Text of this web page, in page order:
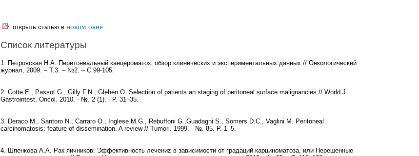
открыть статью в новом окне
Список литературы
1. Петровская Н.А. Перитонеальный канцероматоз: обзор клинических и экспериментальных данных // Онкологический
журнал, 2009. – Т.3. – №2. – С.99-105.
2. Cotte E., Passot G., Gilly F.N., Glehen O. Selection of patients an staging of peritoneal surface malignancies // World J.
Gastrointest. Oncol. 2010. - №. 2 (1). - P. 31–35.
3. Deraco M., Santoro N., Carraro O., Inglese M.G., Rebuffoni G.,Guadagni S., Somers D.C., Vaglini M. Peritoneal
carcinomatosis: feature of dissemination. A review // Tumori. 1999. - №. 85. P. 1–5.
4. Шпенкова А.А. Рак яичников: Эффективность лечениz в зависимости от градаций карциноматоза, или Нерешенные